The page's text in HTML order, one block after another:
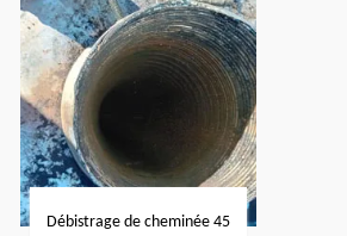
Débistrage de cheminée 45